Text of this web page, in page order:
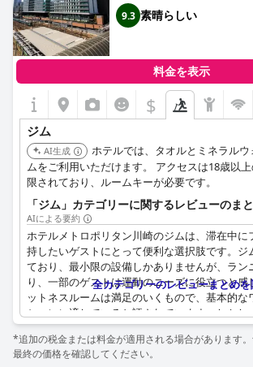
9.3 素晴らしい
料金を表示
$
ジム
AI生成
ホテルでは、タオルとミネラル
ムをご利用いただけます。 アクセスは18歳以
限されており、ルームキーが必要です。
「ジム」カテゴリーに関するレビューのま
AIによる要約
ホテルメトロポリタン川崎のジムは、滞在中に
持したいゲストにとって便利な選択肢です。ジ
ており、最小限の設備しかありませんが、ラン
り、一部のゲストは運動のニーズに役立つと感
ットネスルームは満足のいくもので、基本的な
ションに適していると評されています。しか
ューでは、より包括的なトレーニング計画に対
にウェイトなど、追加の多様な設備があると良
りました。良い点は、ジムが無料で利用できる
全カテゴリーのレビューまとめを
*追加の税金または料金が適用される場合があります。
最終の価格を確認してください。